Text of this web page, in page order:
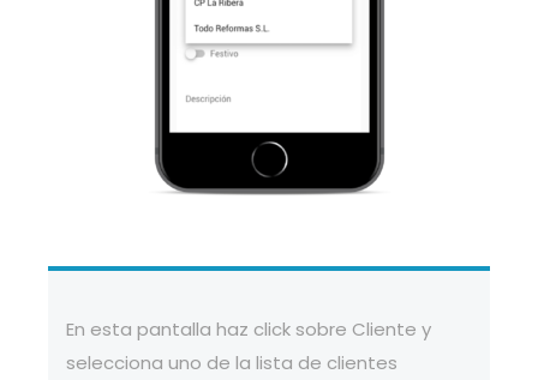
En esta pantalla haz click sobre Cliente y
selecciona uno de la lista de clientes